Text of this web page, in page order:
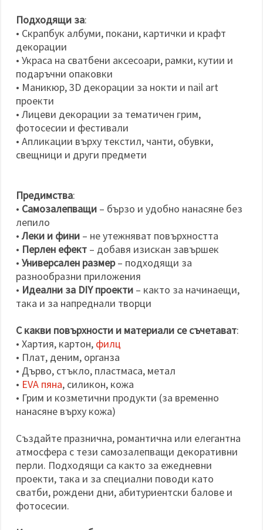
Подходящи за:
• Скрапбук албуми, покани, картички и крафт
декорации
• Украсa на сватбени аксесоари, рамки, кутии и
подаръчни опаковки
• Маникюр, 3D декорации за нокти и nail art
проекти
• Лицеви декорации за тематичен грим,
фотосесии и фестивали
• Апликации върху текстил, чанти, обувки,
свещници и други предмети
Предимства:
• Самозалепващи – бързо и удобно нанасяне без
лепило
• Леки и фини – не утежняват повърхността
• Перлен ефект – добавя изискан завършек
• Универсален размер– подходящи за
разнообразни приложения
• Идеални за DIY проекти – както за начинаещи,
така и за напреднали творци
С какви повърхности и материали се съчетават:
• Хартия, картон, филц
• Плат, деним, органза
• Дърво, стъкло, пластмаса, метал
• EVA пяна, силикон, кожа
• Грим и козметични продукти (за временно
нанасяне върху кожа)
Създайте празнична, романтична или елегантна
атмосфера с тези самозалепващи декоративни
перли. Подходящи са както за ежедневни
проекти, така и за специални поводи като
сватби, рождени дни, абитуриентски балове и
фотосесии.